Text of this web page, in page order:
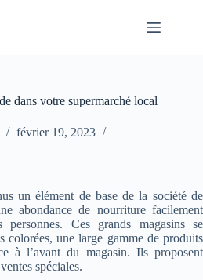
dans votre supermarché local
février 19, 2023
un élément de base de la société de
abondance de nourriture facilement
personnes. Ces grands magasins se
colorées, une large gamme de produits
à l’avant du magasin. Ils proposent
spéciales.